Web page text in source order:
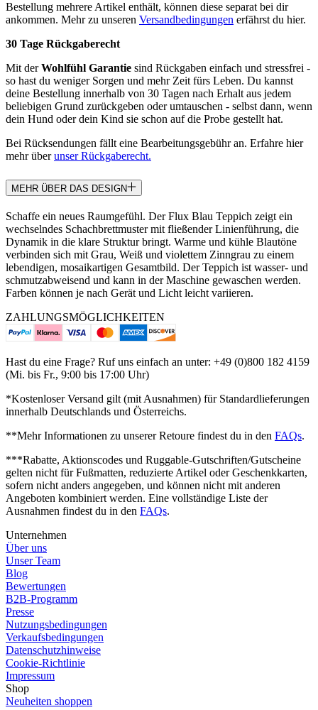
Bestellung mehrere Artikel enthält, können diese separat bei dir
ankommen. Mehr zu unseren Versandbedingungen erfährst du hier.
30 Tage Rückgaberecht
Mit derWohlfühl Garantie sind Rückgaben einfach und stressfrei -
so hast du weniger Sorgen und mehr Zeit fürs Leben. Du kannst
deine Bestellung innerhalb von 30 Tagen nach Erhalt aus jedem
beliebigen Grund zurückgeben oder umtauschen - selbst dann, wenn
dein Hund oder dein Kind sie schon auf die Probe gestellt hat.
Bei Rücksendungen fällt eine Bearbeitungsgebühr an. Erfahre hier
mehr überunser Rückgaberecht.
MEHR ÜBER DAS DESIGN
Schaffe ein neues Raumgefühl. Der Flux Blau Teppich zeigt ein
wechselndes Schachbrettmuster mit fließender Linienführung, die
Dynamik in die klare Struktur bringt. Warme und kühle Blautöne
verbinden sich mit Grau, Weiß und violettem Zinngrau zu einem
lebendigen, mosaikartigen Gesamtbild. Der Teppich ist wasser- und
schmutzabweisend und kann in der Maschine gewaschen werden.
Farben können je nach Gerät und Licht leicht variieren.
ZAHLUNGSMÖGLICHKEITEN
Hast du eine Frage? Ruf uns einfach an unter: +49 (0)800 182 4159
(Mi. bis Fr., 9:00 bis 17:00 Uhr)
*Kostenloser Versand gilt (mit Ausnahmen) für Standardlieferungen
innerhalb Deutschlands und Österreichs.
**Mehr Informationen zu unserer Retoure findest du in den FAQs.
***Rabatte, Aktionscodes und Ruggable-Gutschriften/Gutscheine
gelten nicht für Fußmatten, reduzierte Artikel oder Geschenkkarten,
sofern nicht anders angegeben, und können nicht mit anderen
Angeboten kombiniert werden. Eine vollständige Liste der
Ausnahmen findest du in den FAQs.
Unternehmen
Über uns
Unser Team
Blog
Bewertungen
B2B-Programm
Presse
Nutzungsbedingungen
Verkaufsbedingungen
Datenschutzhinweise
Cookie-Richtlinie
Impressum
Shop
Neuheiten shoppen